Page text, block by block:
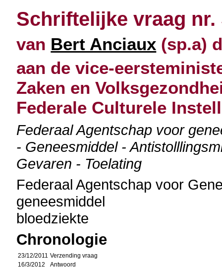
Schriftelijke vraag nr.
van Bert Anciaux (sp.a)
aan de vice-
Zaken en
Federale Culturele
Federaal Agentschap voor
- Geneesmiddel -
Gevaren - Toelating
Federaal Agentschap voor
geneesmiddel
bloedziekte
Chronologie
23/12/2011 Verzending vraag
16/3/2012
Antwoord